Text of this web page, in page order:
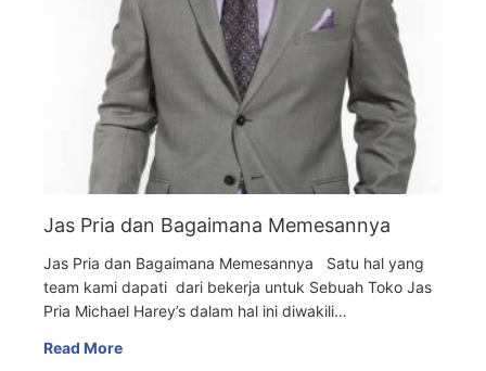
Jas Pria dan Bagaimana Memesannya
Jas Pria dan Bagaimana Memesannya Satu hal yang
team kami dapati dari bekerja untuk Sebuah Toko Jas
Pria Michael Harey’s dalam hal ini diwakili…
Read More